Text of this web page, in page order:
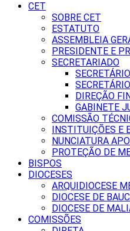
CET
SOBRE CET
ESTATUTO
ASSEMBLEIA
PRESIDENTE E
SECRETARIADO
DIREÇÃO
GABINETE
COMISSÃO
INSTITUIÇÕES E
NUNCIATURA
PROTEÇÃO DE
BISPOS
DIOCESES
ARQUIDIOCESE
DIOCESE DE
DIOCESE DE
COMISSÕES